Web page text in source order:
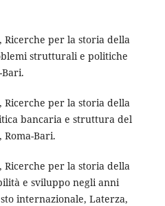
Ricerche per la storia della
strutturali e politiche
Ricerche per la storia della
bancaria e struttura del
Bari.
Ricerche per la storia della
e sviluppo negli anni
internazionale, Laterza,